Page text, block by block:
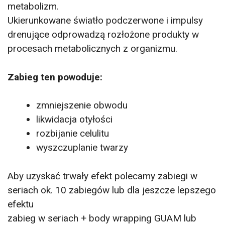
metabolizm.
Ukierunkowane światło podczerwone i impulsy
drenujące odprowadzą rozłożone produkty w
procesach metabolicznych z organizmu.
Zabieg ten powoduje:
zmniejszenie obwodu
likwidacja otyłości
rozbijanie celulitu
wyszczuplanie twarzy
Aby uzyskać trwały efekt polecamy zabiegi w
seriach ok. 10 zabiegów lub dla jeszcze lepszego
efektu
zabieg w seriach + body wrapping GUAM lub